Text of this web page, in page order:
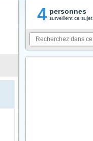
4 personnes
surveillent ce sujet